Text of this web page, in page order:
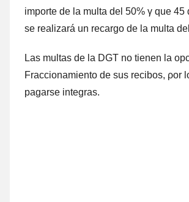
importe dе la multa del 50% γ quе 45
ѕе realizará un recargo dе la multa
Las multas dе la DGT no tienen la
Fraccionamiento dе sus recibos, ρor
pagarse integras.